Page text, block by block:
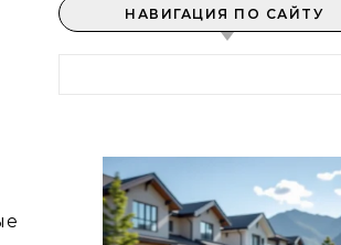
НАВИГАЦИЯ ПО САЙТУ